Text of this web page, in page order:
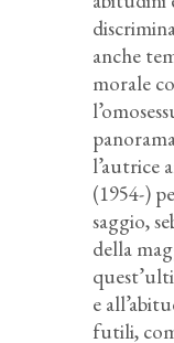
anche
morale
l’autrice
(1954-)
saggio,
della
e
futili,